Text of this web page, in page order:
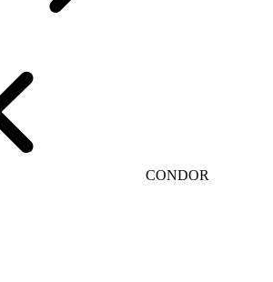
CONDOR